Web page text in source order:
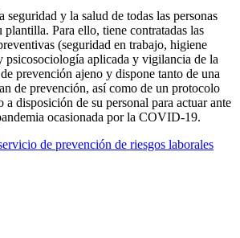
y la salud de todas las personas
plantilla. Para ello, tiene contratadas las
(seguridad en trabajo, higiene
psicosociología aplicada y vigilancia de la
prevención ajeno y dispone tanto de una
de prevención, así como de un protocolo
a disposición de su personal para actuar ante
ocasionada por la COVID-19.
de prevención de riesgos laborales